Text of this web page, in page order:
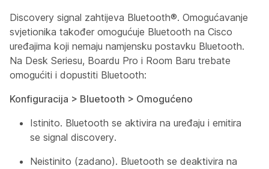
Discovery signal zahtijeva Bluetooth®. Omogućavanje
svjetionika također omogućuje Bluetooth na Cisco
uređajima koji nemaju namjensku postavku Bluetooth.
Na Desk Seriesu, Boardu Pro i Room Baru trebate
omogućiti i dopustiti Bluetooth:
Konfiguracija > Bluetooth > Omogućeno
Istinito. Bluetooth se aktivira na uređaju i emitira
se signal discovery.
Neistinito (zadano). Bluetooth se deaktivira na